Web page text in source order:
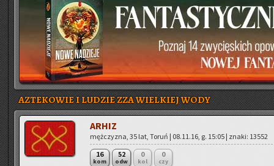
AZTEKOWIE I LUDZIE ZZA WIELKIEJ WODY
ARHIZ
męż­czy­zna, 35 lat, Toruń | 08.11.16, g. 15:05 | znaki: 13552
16
kom
52
odw
0
kol
0
czy